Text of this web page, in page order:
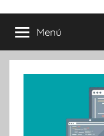
Menú